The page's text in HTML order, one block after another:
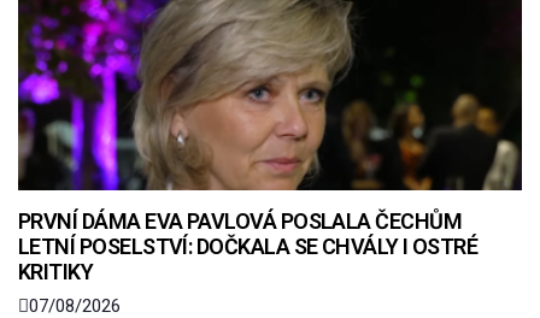
PRVNÍ DÁMA EVA PAVLOVÁ POSLALA ČECHŮM
LETNÍ POSELSTVÍ: DOČKALA SE CHVÁLY I OSTRÉ
KRITIKY
07/08/2026